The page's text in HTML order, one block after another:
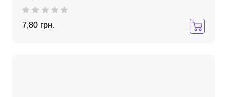
7,80 грн.